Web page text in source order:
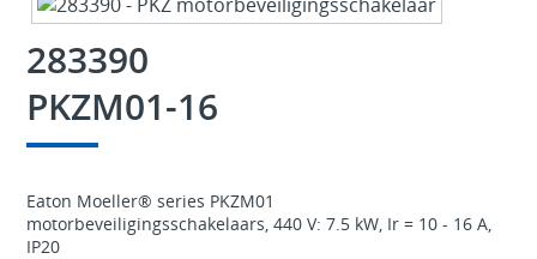
283390
PKZM01-16
Eaton Moeller® series PKZM01
motorbeveiligingsschakelaars, 440 V: 7.5 kW, Ir = 10 - 16 A,
IP20